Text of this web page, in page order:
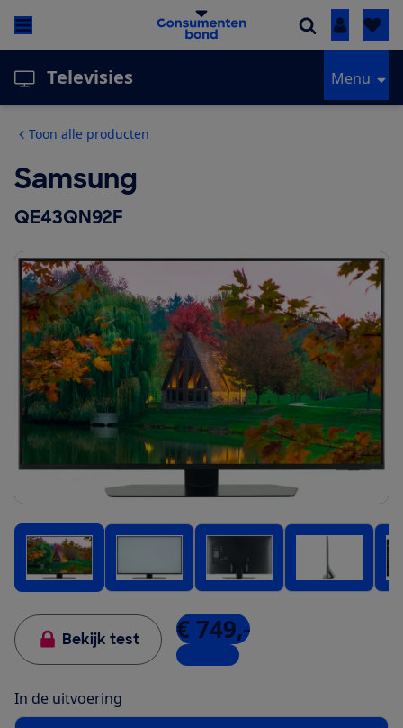
Inloggen
Televisies Menu
Toon alle producten
Samsung
QE43QN92F
Bekijk test € 749,-
2 winkels
In de uitvoering